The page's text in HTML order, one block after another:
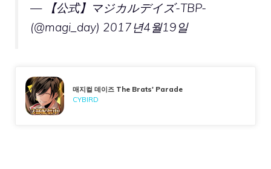
— 【公式】マジカルデイズ-TBP-
(@magi_day) 2017년4월19일
매지컬 데이즈 The Brats' Parade
CYBIRD